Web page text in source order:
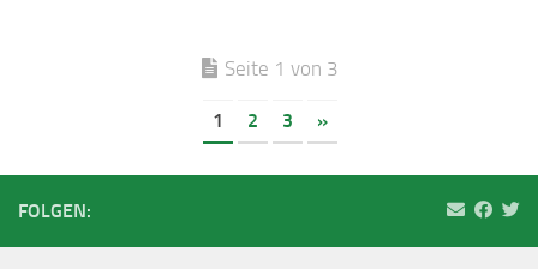
Seite 1 von 3
1 2 3 »
FOLGEN: